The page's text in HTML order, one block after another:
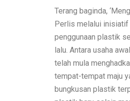
Terang baginda,
Perlis melalui
penggunaan plastik
lalu. Antara usaha
telah mula
tempat-tempat maju
bungkusan plastik